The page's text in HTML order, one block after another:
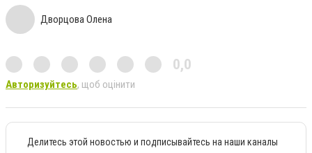
Дворцова Олена
0,0
Авторизуйтесь, щоб оцінити
Делитесь этой новостью и подписывайтесь на наши каналы